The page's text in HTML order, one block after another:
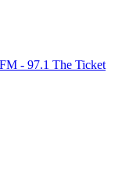
- 97.1 The Ticket